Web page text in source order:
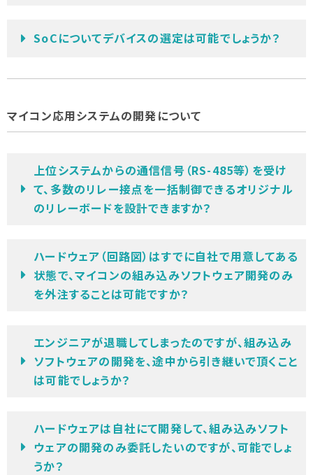
SoCについてデバイスの選定は可能でしょうか？
マイコン応用システムの開発について
上位システムからの通信信号（RS-485等）を受け
て、多数のリレー接点を一括制御できるオリジナル
のリレーボードを設計できますか？
ハードウェア（回路図）はすでに自社で用意してある
状態で、マイコンの組み込みソフトウェア開発のみ
を外注することは可能ですか？
エンジニアが退職してしまったのですが、組み込み
ソフトウェアの開発を、途中から引き継いで頂くこと
は可能でしょうか？
ハードウェアは自社にて開発して、組み込みソフト
ウェアの開発のみ委託したいのですが、可能でしょ
うか？